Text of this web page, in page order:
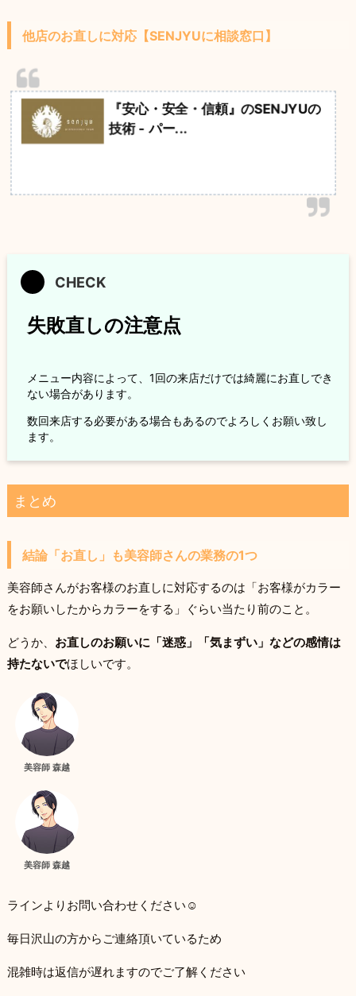
他店のお直しに対応【SENJYUに相談窓口】
『安心・安全・信頼』のSENJYUの
技術 - パー...
失敗直しの注意点
メニュー内容によって、1回の来店だけでは綺麗にお直しでき
ない場合があります。
数回来店する必要がある場合もあるのでよろしくお願い致し
ます。
まとめ
結論「お直し」も美容師さんの業務の1つ
美容師さんがお客様のお直しに対応するのは「お客様がカラー
をお願いしたからカラーをする」ぐらい当たり前のこと。
どうか、 お直しのお願いに「迷惑」「気まずい」などの感情は
持たないでほしいです。
美容師 森越
美容師 森越
ラインよりお問い合わせください☺
毎日沢山の方からご連絡頂いているため
混雑時は返信が遅れますのでご了解ください